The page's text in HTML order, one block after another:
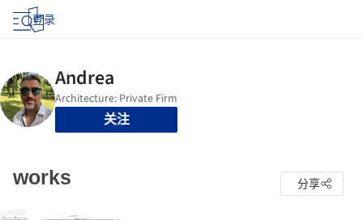
登录
关注
works 分享